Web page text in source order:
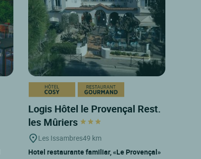
Logis Hôtel le Provençal Rest.
les Mûriers
Les Issambres49 km
Hotel restaurante familiar, «Le Provençal»